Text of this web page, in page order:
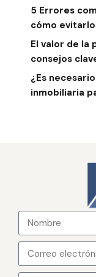
5 Errores
cómo
El valor de la
consejos
¿Es
inmobiliaria